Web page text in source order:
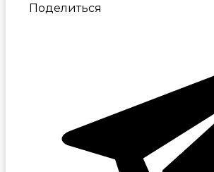
Поделиться